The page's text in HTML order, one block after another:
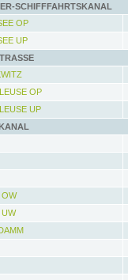
SCHIFFFAHRTSKANAL
OP
UP
OP
UP
OW
UW